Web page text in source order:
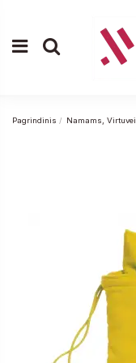
Pagrindinis Namams, Virtuvei